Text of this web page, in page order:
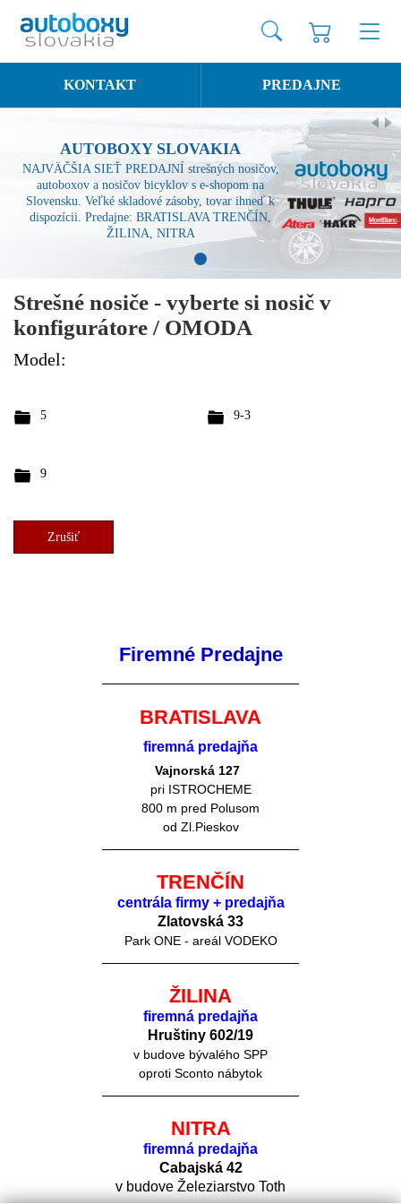
KONTAKT PREDAJNE
AUTOBOXY SLOVAKIA
NAJVÄČŠIA SIEŤ PREDAJNÍ strešných nosičov,
autoboxov a nosičov bicyklov s e-shopom na
Slovensku. Veľké skladové zásoby, tovar ihneď k
dispozícii. Predajne: BRATISLAVA TRENČÍN,
ŽILINA, NITRA
Strešné nosiče - vyberte si nosič v
konfigurátore / OMODA
Model:
5
9
9-3
Zrušiť
Firemné Predajne
BRATISLAVA
firemná predajňa
Vajnorská 127
pri ISTROCHEME
800 m pred Polusom
od Zl.Pieskov
TRENČÍN
centrála firmy + predajňa
Zlatovská 33
Park ONE - areál VODEKO
ŽILINA
firemná predajňa
Hruštiny 602/19
v budove bývalého SPP
oproti Sconto nábytok
NITRA
firemná predajňa
Cabajská 42
v budove Železiarstvo Toth